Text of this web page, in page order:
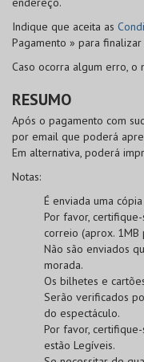
Indique que aceita as
Pagamento » para finalizar
Caso ocorra algum erro, o
RESUMO
Após o pagamento com
por email que poderá
Em alternativa, poderá
Notas:
É enviada uma
Por favor,
correio (aprox.
Não são enviados
morada.
Os bilhetes e
Serão verificados
do espectáculo.
Por favor,
estão Legíveis.